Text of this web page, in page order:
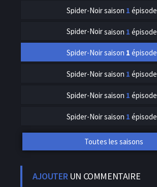
Spider-Noirsaison 1 épisode
Spider-Noirsaison 1 épisode
Spider-Noirsaison 1 épisode
Spider-Noirsaison 1 épisode
Spider-Noirsaison 1 épisode
Spider-Noirsaison 1 épisode
Toutes les saisons
AJOUTERUN COMMENTAIRE